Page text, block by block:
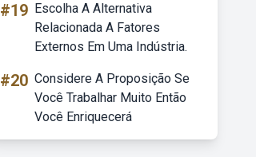
#19 Escolha A Alternativa
Relacionada A Fatores
Externos Em Uma Indústria.
#20 Considere A Proposição Se
Você Trabalhar Muito Então
Você Enriquecerá